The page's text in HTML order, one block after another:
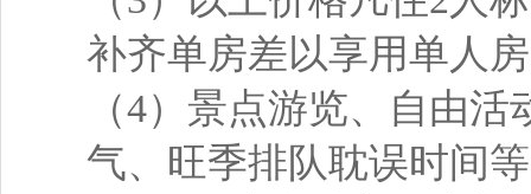
补齐单房差以享用单人
（4）景点游览、自由
气、旺季排队耽误时间